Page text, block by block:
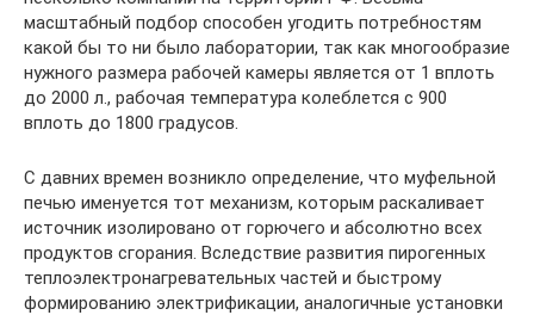
масштабный подбор способен угодить потребностям
какой бы то ни было лаборатории, так как многообразие
нужного размера рабочей камеры является от 1 вплоть
до 2000 л., рабочая температура колеблется с 900
вплоть до 1800 градусов.
С давних времен возникло определение, что муфельной
печью именуется тот механизм, которым раскаливает
источник изолировано от горючего и абсолютно всех
продуктов сгорания. Вследствие развития пирогенных
теплоэлектронагревательных частей и быстрому
формированию электрификации, аналогичные установки